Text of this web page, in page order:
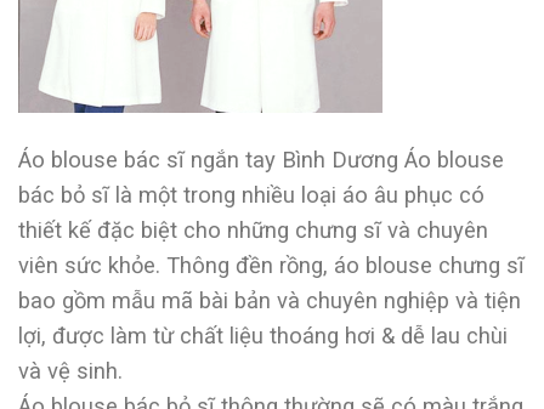
Áo blouse bác sĩ ngắn tay Bình Dương Áo blouse
bác bỏ sĩ là một trong nhiều loại áo âu phục có
thiết kế đặc biệt cho những chưng sĩ và chuyên
viên sức khỏe. Thông đền rồng, áo blouse chưng sĩ
bao gồm mẫu mã bài bản và chuyên nghiệp và tiện
lợi, được làm từ chất liệu thoáng hơi & dễ lau chùi
và vệ sinh.